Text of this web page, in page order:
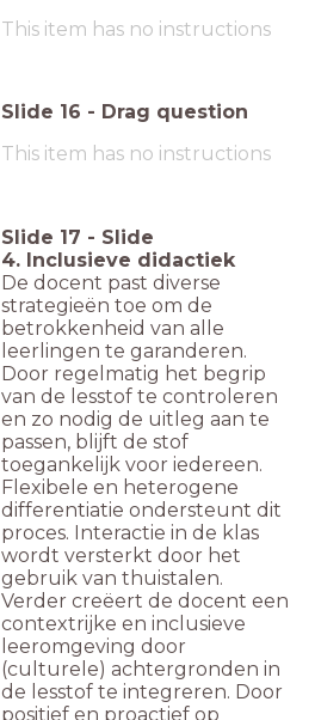
This item has no instructions
Slide 16 - Drag question
This item has no instructions
Slide 17 - Slide
4. Inclusieve didactiek
De docent past diverse
strategieën toe om de
betrokkenheid van alle
leerlingen te garanderen.
Door regelmatig het begrip
van de lesstof te controleren
en zo nodig de uitleg aan te
passen, blijft de stof
toegankelijk voor iedereen.
Flexibele en heterogene
differentiatie ondersteunt dit
proces. Interactie in de klas
wordt versterkt door het
gebruik van thuistalen.
Verder creëert de docent een
contextrijke en inclusieve
leeromgeving door
(culturele) achtergronden in
de lesstof te integreren. Door
positief en proactief op